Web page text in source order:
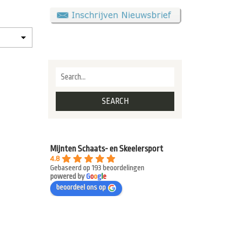
Mijnten Schaats- en Skeelersport
4.8
Gebaseerd op 193 beoordelingen
powered byGoogle
beoordeel ons op